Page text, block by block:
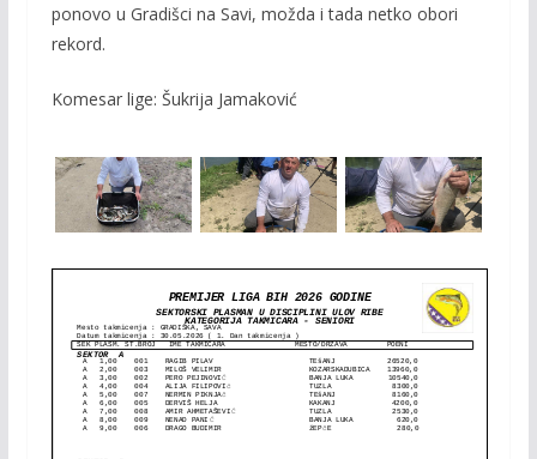
ponovo u Gradišci na Savi, možda i tada netko obori
rekord.
Komesar lige: Šukrija Jamaković